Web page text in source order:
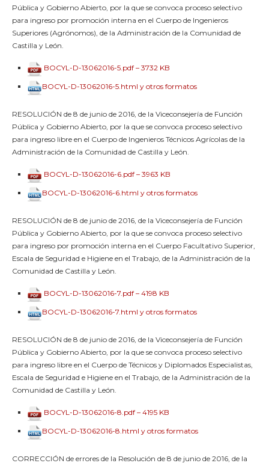
Pública y Gobierno Abierto, por la que se convoca proceso selectivo
para ingreso por promoción interna en el Cuerpo de Ingenieros
Superiores (Agrónomos), de la Administración de la Comunidad de
Castilla y León.
BOCYL-D-13062016-5.pdf – 3732 KB
BOCYL-D-13062016-5.html y otros formatos
RESOLUCIÓN de 8 de junio de 2016, de la Viceconsejería de Función
Pública y Gobierno Abierto, por la que se convoca proceso selectivo
para ingreso libre en el Cuerpo de Ingenieros Técnicos Agrícolas de la
Administración de la Comunidad de Castilla y León.
BOCYL-D-13062016-6.pdf – 3963 KB
BOCYL-D-13062016-6.html y otros formatos
RESOLUCIÓN de 8 de junio de 2016, de la Viceconsejería de Función
Pública y Gobierno Abierto, por la que se convoca proceso selectivo
para ingreso por promoción interna en el Cuerpo Facultativo Superior,
Escala de Seguridad e Higiene en el Trabajo, de la Administración de la
Comunidad de Castilla y León.
BOCYL-D-13062016-7.pdf – 4198 KB
BOCYL-D-13062016-7.html y otros formatos
RESOLUCIÓN de 8 de junio de 2016, de la Viceconsejería de Función
Pública y Gobierno Abierto, por la que se convoca proceso selectivo
para ingreso libre en el Cuerpo de Técnicos y Diplomados Especialistas,
Escala de Seguridad e Higiene en el Trabajo, de la Administración de la
Comunidad de Castilla y León.
BOCYL-D-13062016-8.pdf – 4195 KB
BOCYL-D-13062016-8.html y otros formatos
CORRECCIÓN de errores de la Resolución de 8 de junio de 2016, de la